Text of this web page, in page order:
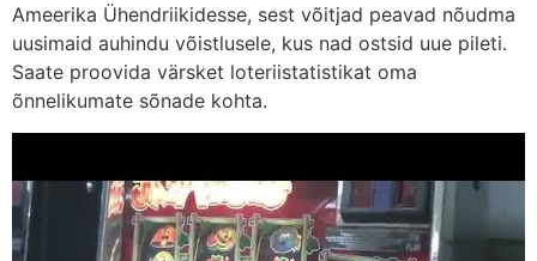
Ameerika Ühendriikidesse, sest võitjad peavad nõudma
uusimaid auhindu võistlusele, kus nad ostsid uue pileti.
Saate proovida värsket loteriistatistikat oma
õnnelikumate sõnade kohta.